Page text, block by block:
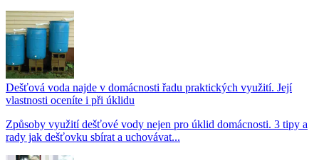
Dešťová voda najde v domácnosti řadu praktických využití. Její
vlastnosti oceníte i při úklidu
Způsoby využití dešťové vody nejen pro úklid domácnosti. 3 tipy a
rady jak dešťovku sbírat a uchovávat...